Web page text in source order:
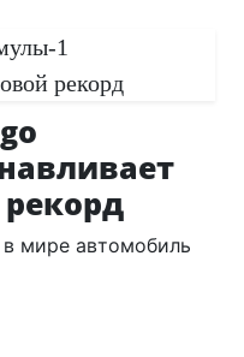
мире автомобиль